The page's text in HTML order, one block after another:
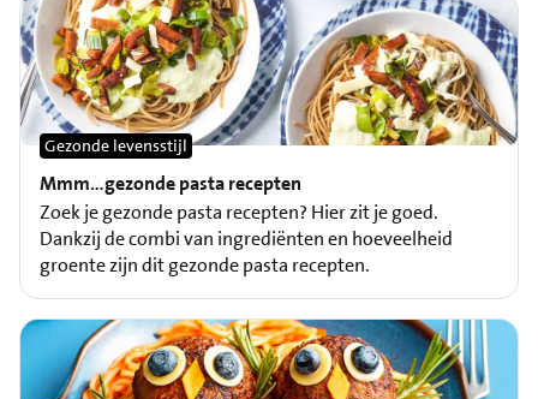
Mmm…gezonde pasta recepten
Gezonde levensstijl
Zoek je gezonde pasta recepten? Hier zit je goed.
Dankzij de combi van ingrediënten en hoeveelheid
groente zijn dit gezonde pasta recepten.